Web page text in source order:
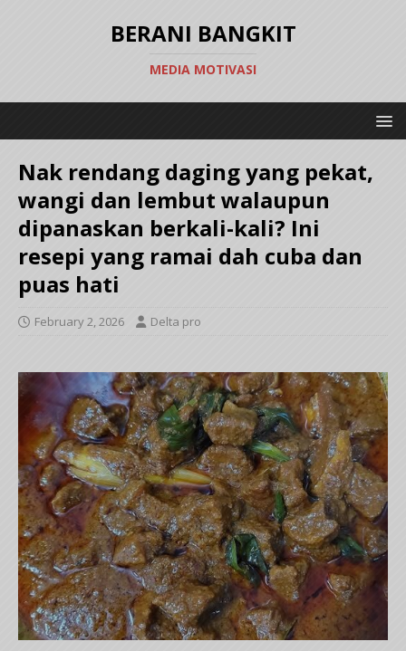
BERANI BANGKIT
MEDIA MOTIVASI
Nak rendang daging yang pekat,
wangi dan lembut walaupun
dipanaskan berkali-kali? Ini
resepi yang ramai dah cuba dan
puas hati
February 2, 2026 Delta pro